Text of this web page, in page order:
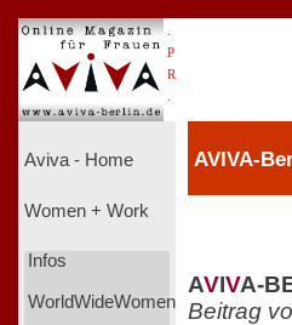
P
R
Aviva - Home
Women + Work
Infos
WorldWideWomen
AVIVA-
AVIVA-
Beitrag